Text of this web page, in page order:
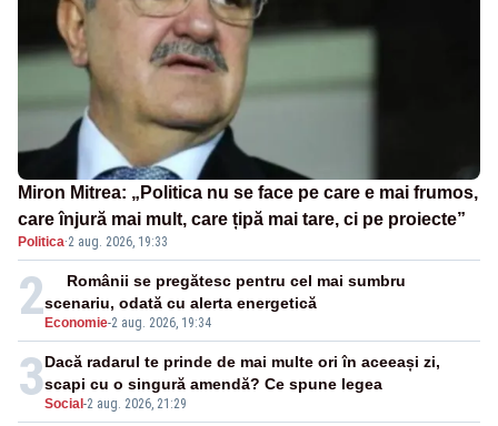
Miron Mitrea: „Politica nu se face pe care e mai frumos,
care înjură mai mult, care țipă mai tare, ci pe proiecte”
Politica·2 aug. 2026, 19:33
2 Economie-2 aug. 2026, 19:34
Românii se pregătesc pentru cel mai sumbru
scenariu, odată cu alerta energetică
3Social -2 aug. 2026, 21:29
Dacă radarul te prinde de mai multe ori în aceeași zi,
scapi cu o singură amendă? Ce spune legea